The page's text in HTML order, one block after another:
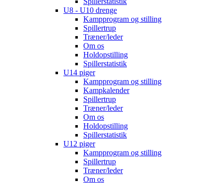
U8 - U10 drenge
Kampprogram og stilling
Spillertrup
Træner/leder
Om os
Holdopstilling
Spillerstatistik
U14 piger
Kampprogram og stilling
Kampkalender
Spillertrup
Træner/leder
Om os
Holdopstilling
Spillerstatistik
U12 piger
Kampprogram og stilling
Spillertrup
Træner/leder
Om os